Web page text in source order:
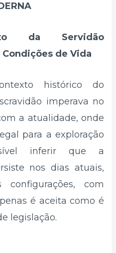
da Servidão
de Vida
histórico do
imperava no
a atualidade, onde
para a exploração
inferir que a
nos dias atuais,
com
é aceita como é
legislação.